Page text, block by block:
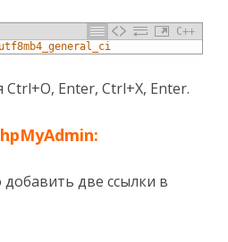
C++
Enter, Ctrl+X, Enter.
две ссылки в